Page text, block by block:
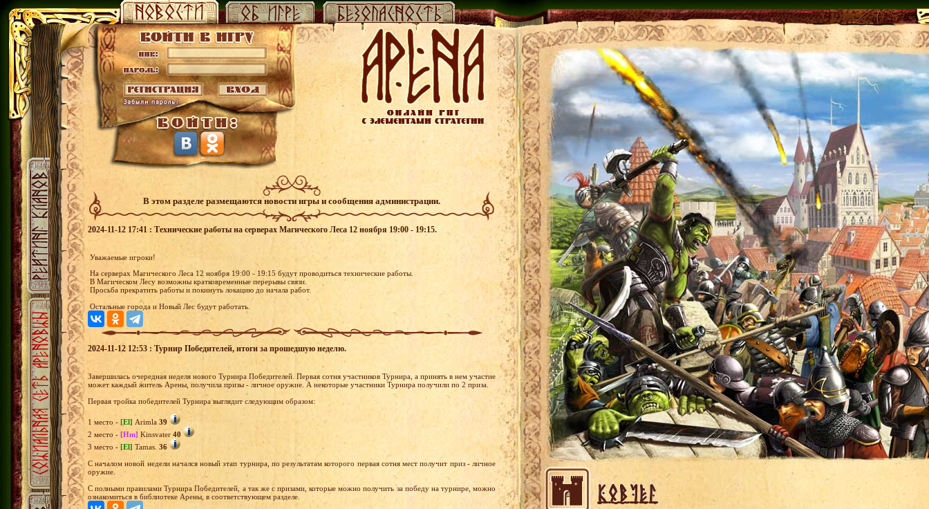
В этом разделе размещаются новости игры и сообщения администрации.
2024-11-12 17:41 : Технические работы на серверах Магического Леса 12 ноября 19:00 - 19:15.
Уважаемые игроки!
На серверах Магического Леса 12 ноября 19:00 - 19:15 будут проводиться технические работы.
В Магическом Лесу возможны кратковременные перерывы связи.
Просьба прекратить работы и покинуть локацию до начала работ.
Остальные города и Новый Лес будут работать.
2024-11-12 12:53 : Турнир Победителей, итоги за прошедшую неделю.
Завершилась очередная неделя нового Турнира Победителей. Первая сотня участников Турнира, а принять в нем участие
может каждый житель Арены, получила призы - личное оружие. А некоторые участники Турнира получили по 2 приза.
Первая тройка победителей Турнира выглядит следующим образом:
1 место - [El] Arimla 39
2 место - [Hm] Kinsvater 40
3 место - [El] Tamas. 36
С началом новой недели начался новый этап турнира, по результатам которого первая сотня мест получит приз - личное
оружие.
С полными правилами Турнира Победителей, а так же с призами, которые можно получить за победу на турнире, можно
ознакомиться в библиотеке Арены, в соответствующем разделе.